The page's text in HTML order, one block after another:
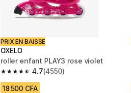
PRIX EN BAISSE
OXELO
roller enfant PLAY3 rose violet
4.7
4.7 out of 5 stars from 4550 reviews
(4550)
18 500 CFA